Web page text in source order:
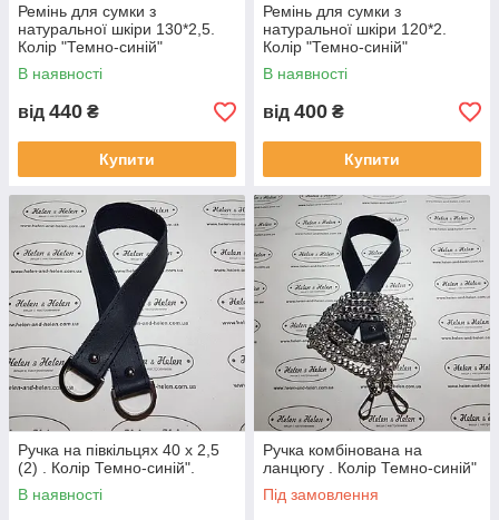
Ремінь для сумки з
натуральної шкіри 130*2,5.
Колір "Темно-синій"
В наявності
від 440 ₴
Купити
Ремінь для сумки з
натуральної шкіри 120*2.
Колір "Темно-синій"
В наявності
від 400 ₴
Купити
Ручка на півкільцях 40 х 2,5
(2) . Колір Темно-синій".
В наявності
Ручка комбінована на
ланцюгу . Колір Темно-синій"
Під замовлення